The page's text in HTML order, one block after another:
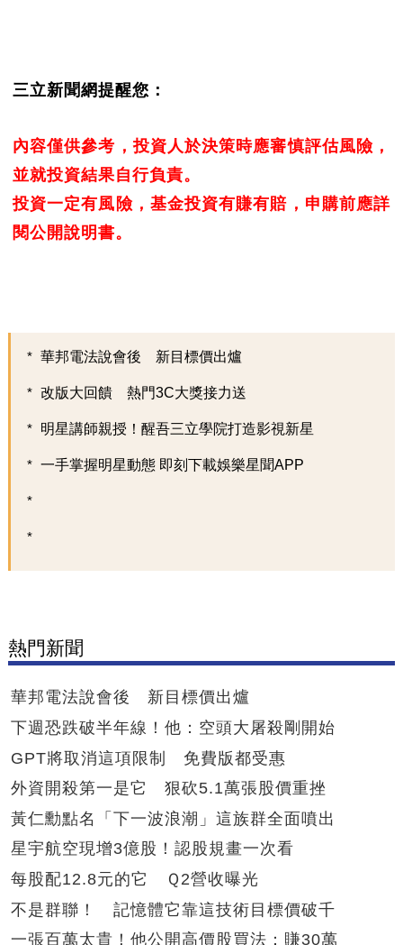
三立新聞網提醒您：
內容僅供參考，投資人於決策時應審慎評估風險，
並就投資結果自行負責。
投資一定有風險，基金投資有賺有賠，申購前應詳
閱公開說明書。
華邦電法說會後 新目標價出爐
改版大回饋 熱門3C大獎接力送
明星講師親授！醒吾三立學院打造影視新星
一手掌握明星動態 即刻下載娛樂星聞APP
熱門新聞
華邦電法說會後 新目標價出爐
下週恐跌破半年線！他：空頭大屠殺剛開始
GPT將取消這項限制 免費版都受惠
外資開殺第一是它 狠砍5.1萬張股價重挫
黃仁勳點名「下一波浪潮」這族群全面噴出
星宇航空現增3億股！認股規畫一次看
每股配12.8元的它 Ｑ2營收曝光
不是群聯！ 記憶體它靠這技術目標價破千
一張百萬太貴！他公開高價股買法：賺30萬